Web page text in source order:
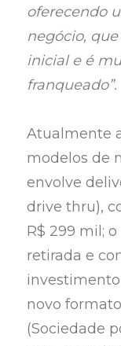
oferecendo
negócio,
inicial e é
franqueado”.
Atualmente
modelos de
envolve
drive thru),
R$ 299 mil;
retirada e
novo
(Sociedade